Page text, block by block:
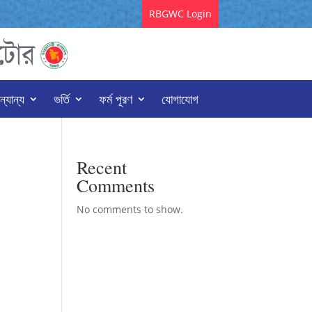
RBGWC Login
ভর্তি ফর্ম পূরণ যোগাযোগ
Recent
Comments
No comments to show.